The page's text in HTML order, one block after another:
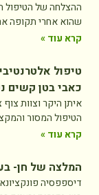
ההצלחה של הטיפול
שהוא אחרי תקופה
קרא עוד »
טיפול
כאבי בטן קשים
איתן היקר וצוות
הטיפול המסור
קרא עוד »
המלצה של חן-
דיספפסיה